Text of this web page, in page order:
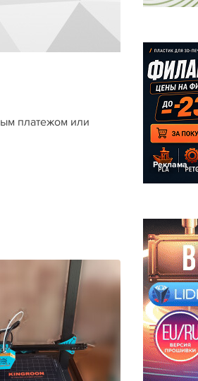
платежом или
Реклама